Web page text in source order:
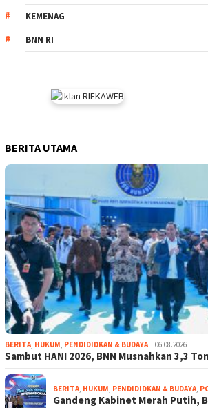
KEMENAG
BNN RI
BERITA UTAMA
BERITA, HUKUM, PENDIDIDKAN & BUDAYA 06.08.2026
Sambut HANI 2026, BNN Musnahkan 3,3
BERITA, HUKUM, PENDIDIDKAN & BUDAYA,
Gandeng Kabinet Merah Putih,